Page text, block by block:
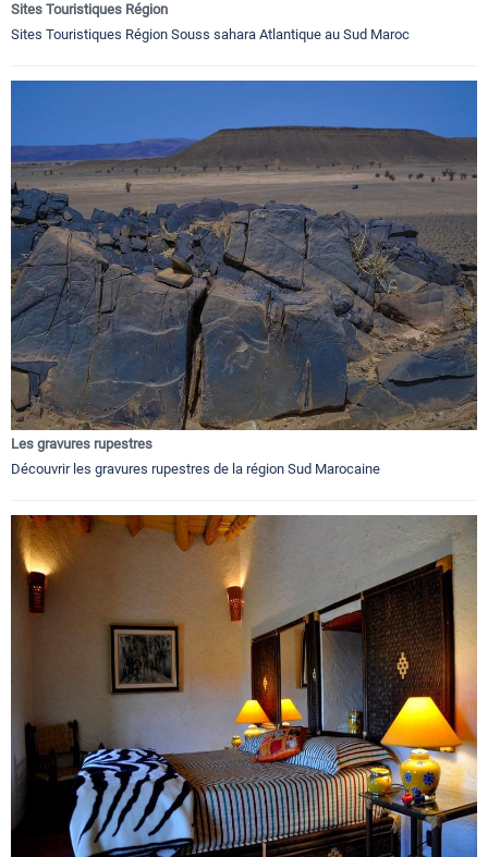
Sites Touristiques Région
Sites Touristiques Région Souss sahara Atlantique au Sud Maroc
Les gravures rupestres
Découvrir les gravures rupestres de la région Sud Marocaine